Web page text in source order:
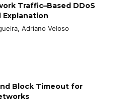
Traffic–Based DDoS
Adriano Veloso
Block Timeout for